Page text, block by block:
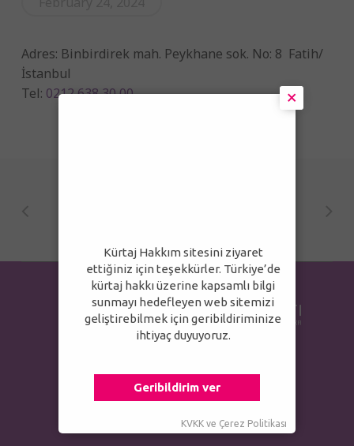
Adres: Binbirdirek mah. Peykhane sok. No: 8 Fatih/
İstanbul
Tel: 0212 638 30 00
Geribildirim ver
Kürtaj Hakkım sitesini ziyaret
ettiğiniz için teşekkürler. Türkiye’de
kürtaj hakkı üzerine kapsamlı bilgi
sunmayı hedefleyen web sitemizi
geliştirebilmek için geribildiriminize
ihtiyaç duyuyoruz.
×
KVKK ve Çerez Politikası